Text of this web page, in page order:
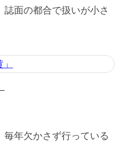
誌面の都合で扱いが小さ
年欠かさず行っている